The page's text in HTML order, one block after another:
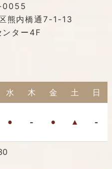
0055
熊内橋通7-1-13
ンター4F
水 木 金 土 日
● - ● ▲ -